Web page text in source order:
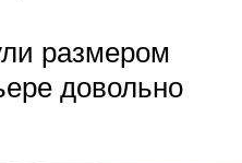
размером
довольно